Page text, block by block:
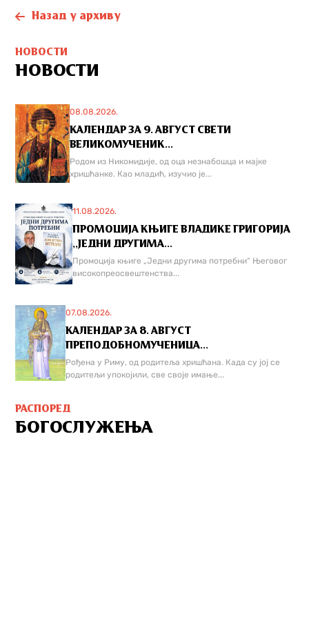
Назад у архиву
НОВОСТИ
НОВОСТИ
08.08.2026.
КАЛЕНДАР ЗА 9. АВГУСТ СВЕТИ
ВЕЛИКОМУЧЕНИК...
Родом из Никомидије, од оца незнабошца и мајке
хришћанке. Као младић, изучио је...
11.08.2026.
ПРОМОЦИЈА КЊИГЕ ВЛАДИКЕ ГРИГОРИЈА
,,ЈЕДНИ ДРУГИМА...
Промоција књиге „Једни другима потребни“ Његовог
високопреосвештенства...
07.08.2026.
КАЛЕНДАР ЗА 8. АВГУСТ
ПРЕПОДОБНОМУЧЕНИЦА...
Рођена у Риму, од родитеља хришћана. Када су јој се
родитељи упокојили, све своје имање...
РАСПОРЕД
БОГОСЛУЖЕЊА